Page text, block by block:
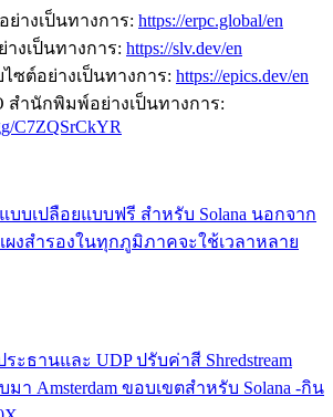
ย่างเป็นทางการ: https://erpc.global/en
างเป็นทางการ: https://slv.dev/en
ไซต์อย่างเป็นทางการ: https://epics.dev/en
สํานักพิมพ์อย่างเป็นทางการ:
C7ZQSrCkYR
บบเปลือยแบบฟรี สําหรับ Solana นอกจาก
งสํารองในทุกภูมิภาคจะใช้เวลาหลาย
ะธานและ UDP ปรับค่าสี Shredstream
มา Amsterdam ขอบเขตสําหรับ Solana -กิน